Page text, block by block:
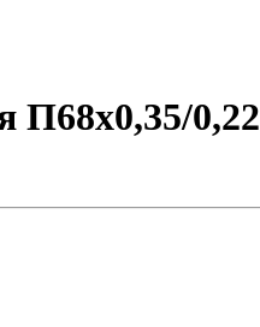
П68х0,35/0,22